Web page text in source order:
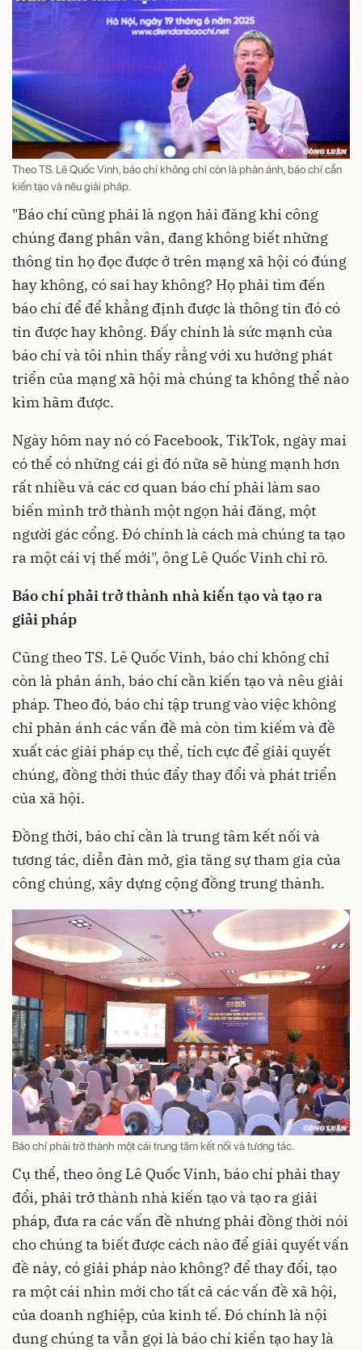
Theo TS. Lê Quốc Vinh, báo chí không chỉ còn là phản ánh, báo chí cần
kiến tạo và nêu giải pháp.
"Báo chí cũng phải là ngọn hải đăng khi công
chúng đang phân vân, đang không biết những
thông tin họ đọc được ở trên mạng xã hội có đúng
hay không, có sai hay không? Họ phải tìm đến
báo chí để để khẳng định được là thông tin đó có
tin được hay không. Đấy chính là sức mạnh của
báo chí và tôi nhìn thấy rằng với xu hướng phát
triển của mạng xã hội mà chúng ta không thể nào
kìm hãm được.
Ngày hôm nay nó có Facebook, TikTok, ngày mai
có thể có những cái gì đó nữa sẽ hùng mạnh hơn
rất nhiều và các cơ quan báo chí phải làm sao
biến mình trở thành một ngọn hải đăng, một
người gác cổng. Đó chính là cách mà chúng ta tạo
ra một cái vị thế mới", ông Lê Quốc Vinh chỉ rõ.
Báo chí phải trở thành nhà kiến tạo và tạo ra
giải pháp
Cũng theo TS. Lê Quốc Vinh, báo chí không chỉ
còn là phản ánh, báo chí cần kiến tạo và nêu giải
pháp. Theo đó, báo chí tập trung vào việc không
chỉ phản ánh các vấn đề mà còn tìm kiếm và đề
xuất các giải pháp cụ thể, tích cực để giải quyết
chúng, đồng thời thúc đẩy thay đổi và phát triển
của xã hội.
Đồng thời, báo chí cần là trung tâm kết nối và
tương tác, diễn đàn mở, gia tăng sự tham gia của
công chúng, xây dựng cộng đồng trung thành.
Báo chí phải trở thành một cái trung tâm kết nối và tương tác.
Cụ thể, theo ông Lê Quốc Vinh, báo chí phải thay
đổi, phải trở thành nhà kiến tạo và tạo ra giải
pháp, đưa ra các vấn đề nhưng phải đồng thời nói
cho chúng ta biết được cách nào để giải quyết vấn
đề này, có giải pháp nào không? để thay đổi, tạo
ra một cái nhìn mới cho tất cả các vấn đề xã hội,
của doanh nghiệp, của kinh tế. Đó chính là nội
dung chúng ta vẫn gọi là báo chí kiến tạo hay là